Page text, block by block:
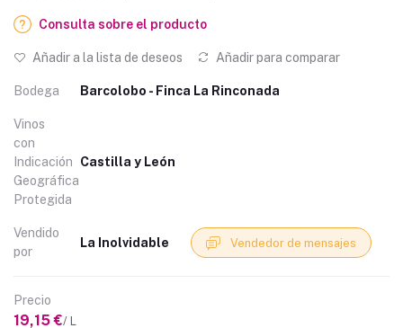
Consulta sobre el producto
Añadir a la lista de deseos Añadir para comparar
Bodega Barcolobo - Finca La Rinconada
Vinos
con
Indicación
Geográfica
Protegida
Castilla y León
Vendido
por
La Inolvidable Vendedor de mensajes
Precio
19,15 €/ L